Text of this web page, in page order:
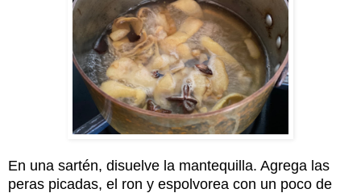
En una sartén, disuelve la mantequilla. Agrega las
peras picadas, el ron y espolvorea con un poco de